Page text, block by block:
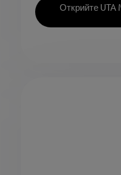
Открийте